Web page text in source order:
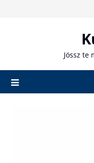
Jössz te